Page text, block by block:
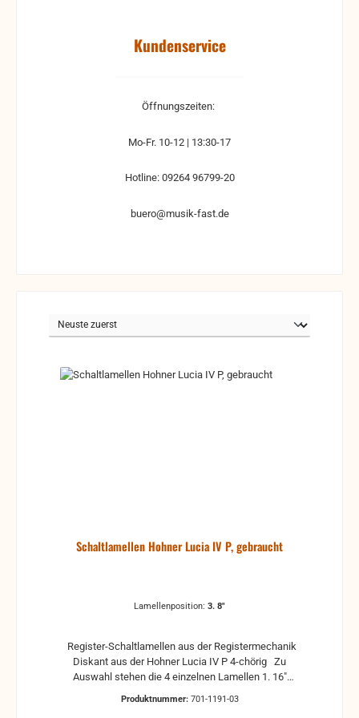
Kundenservice
Öffnungszeiten:
Mo-Fr. 10-12 | 13:30-17
Hotline: 09264 96799-20
buero@musik-fast.de
Schaltlamellen Hohner Lucia IV P, gebraucht
Lamellenposition: 3. 8"
Diskant aus der Hohner Lucia IV P 4-chörig Zu
Auswahl stehen die 4 einzelnen Lamellen 1. 16"
Produktnummer: 701-1191-03